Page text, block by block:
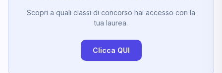
Scopri a quali classi di concorso hai accesso con la
tua laurea.
Clicca QUI